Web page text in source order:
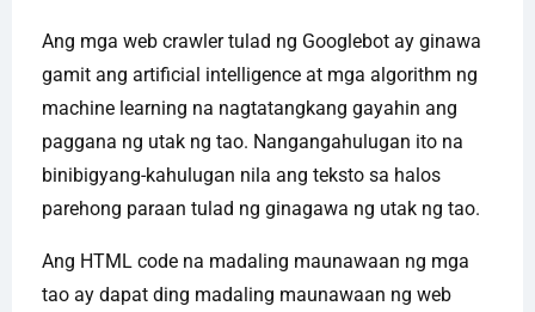
Ang mga web crawler tulad ng Googlebot ay ginawa
gamit ang artificial intelligence at mga algorithm ng
machine learning na nagtatangkang gayahin ang
paggana ng utak ng tao. Nangangahulugan ito na
binibigyang-kahulugan nila ang teksto sa halos
parehong paraan tulad ng ginagawa ng utak ng tao.
Ang HTML code na madaling maunawaan ng mga
tao ay dapat ding madaling maunawaan ng web